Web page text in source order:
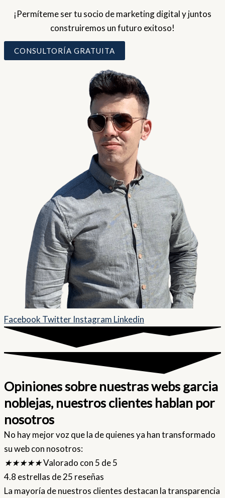
¡Permíteme ser tu socio de marketing digital y juntos
construiremos un futuro exitoso!
CONSULTORÍA GRATUITA
Facebook Twitter Instagram Linkedin
Opiniones sobre nuestras webs garcia
noblejas, nuestros clientes hablan por
nosotros
No hay mejor voz que la de quienes ya han transformado
su web con nosotros:
★★★★★Valorado con 5 de 5
4.8 estrellas de 25 reseñas
La mayoría de nuestros clientes destacan la transparencia